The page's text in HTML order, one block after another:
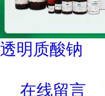
透明质酸钠
在线留言